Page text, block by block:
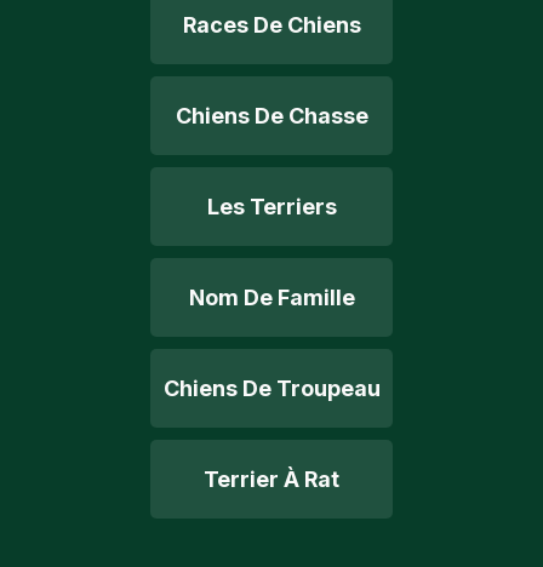
Races De Chiens
Chiens De Chasse
Les Terriers
Nom De Famille
Chiens De Troupeau
Terrier À Rat